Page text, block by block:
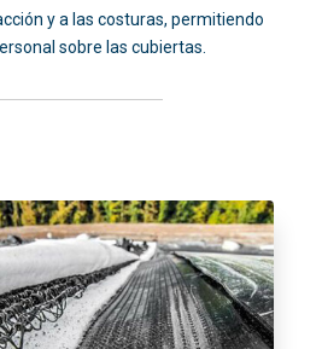
y a las costuras, permitiendo
sobre las cubiertas.